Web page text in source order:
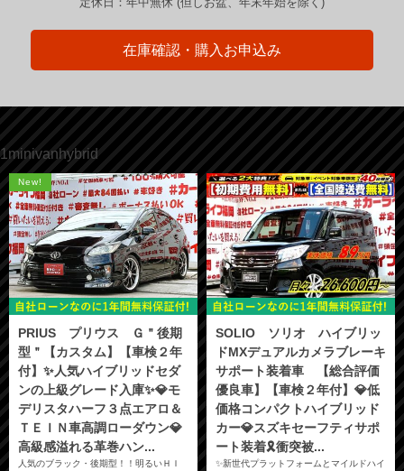
在庫確認・購入お申込み
1minivanhybrid
New!
PRIUS プリウス Ｇ＂後期
型＂【カスタム】【車検２年
付】✨人気ハイブリッドセダ
ンの上級グレード入庫✨💎モ
デリスタハーフ３点エアロ＆
ＴＥＩＮ車高調ローダウン💎
高級感溢れる革巻ハン...
人気のブラック・後期型！！明るいＨＩ
SOLIO ソリオ ハイブリッ
ドMXデュアルカメラブレーキ
サポート装着車 【総合評価
優良車】【車検２年付】💎低
価格コンパクトハイブリッド
カー💎スズキセーフティサポ
ート装着🎗️衝突被...
✨新世代プラットフォームとマイルドハイ